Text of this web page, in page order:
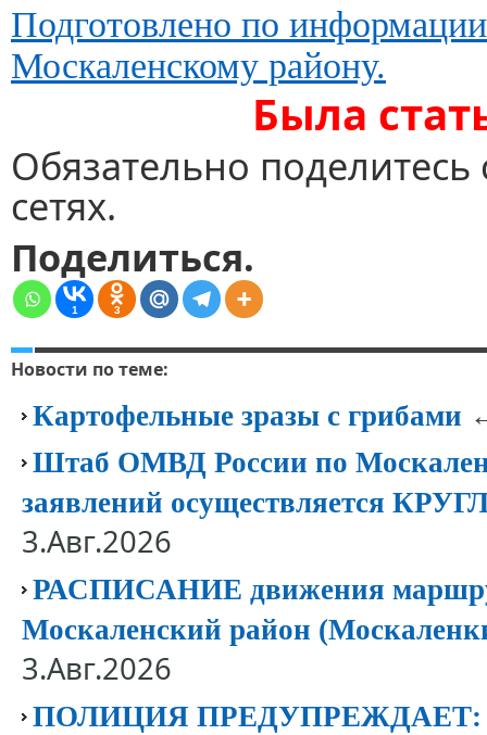
Подготовлено по
Москаленскому району.
Была
Обязательно
сетях.
Поделиться.
1 3
Новости по теме:
Картофельные зразы с грибами
Штаб ОМВД России по
заявлений осуществляется
3.Авг.2026
РАСПИСАНИЕ движения
Москаленский район
3.Авг.2026
ПОЛИЦИЯ